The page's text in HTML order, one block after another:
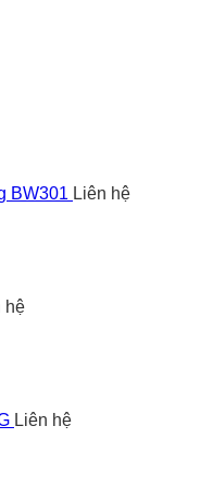
BW301 Liên hệ
hệ
Liên hệ